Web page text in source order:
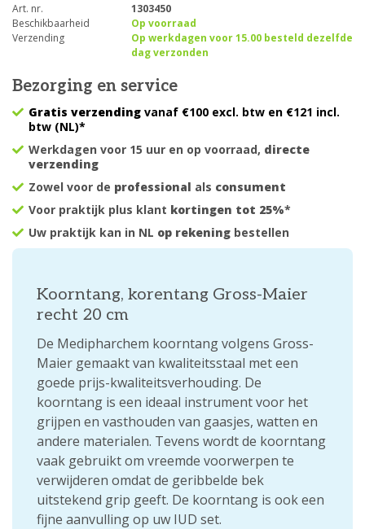
Art. nr.
1303450
Beschikbaarheid
Op voorraad
Verzending
Op werkdagen voor 15.00 besteld dezelfde
dag verzonden
Bezorging en service
Gratis verzending vanaf €100 excl. btw en €121 incl.
btw (NL)*
Werkdagen voor 15 uur en op voorraad, directe
verzending
Zowel voor de professional als consument
Voor praktijk plus klant kortingen tot 25%*
Uw praktijk kan in NL op rekening bestellen
Koorntang, korentang Gross-Maier
recht 20 cm
De Medipharchem koorntang volgens Gross-
Maier gemaakt van kwaliteitsstaal met een
goede prijs-kwaliteitsverhouding. De
koorntang is een ideaal instrument voor het
grijpen en vasthouden van gaasjes, watten en
andere materialen. Tevens wordt de koorntang
vaak gebruikt om vreemde voorwerpen te
verwijderen omdat de geribbelde bek
uitstekend grip geeft. De koorntang is ook een
fijne aanvulling op uw IUD set.